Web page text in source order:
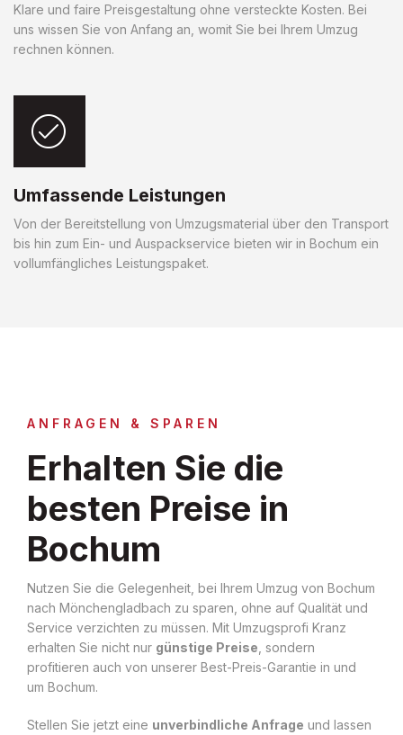
Klare und faire Preisgestaltung ohne versteckte Kosten. Bei
uns wissen Sie von Anfang an, womit Sie bei Ihrem Umzug
rechnen können.
Umfassende Leistungen
Von der Bereitstellung von Umzugsmaterial über den Transport
bis hin zum Ein- und Auspackservice bieten wir in Bochum ein
vollumfängliches Leistungspaket.
ANFRAGEN & SPAREN
Erhalten Sie die
besten Preise in
Bochum
Nutzen Sie die Gelegenheit, bei Ihrem Umzug von Bochum
nach Mönchengladbach zu sparen, ohne auf Qualität und
Service verzichten zu müssen. Mit Umzugsprofi Kranz
erhalten Sie nicht nur günstige Preise , sondern
profitieren auch von unserer Best-Preis-Garantie in und
um Bochum.
Stellen Sie jetzt eine unverbindliche Anfrage und lassen